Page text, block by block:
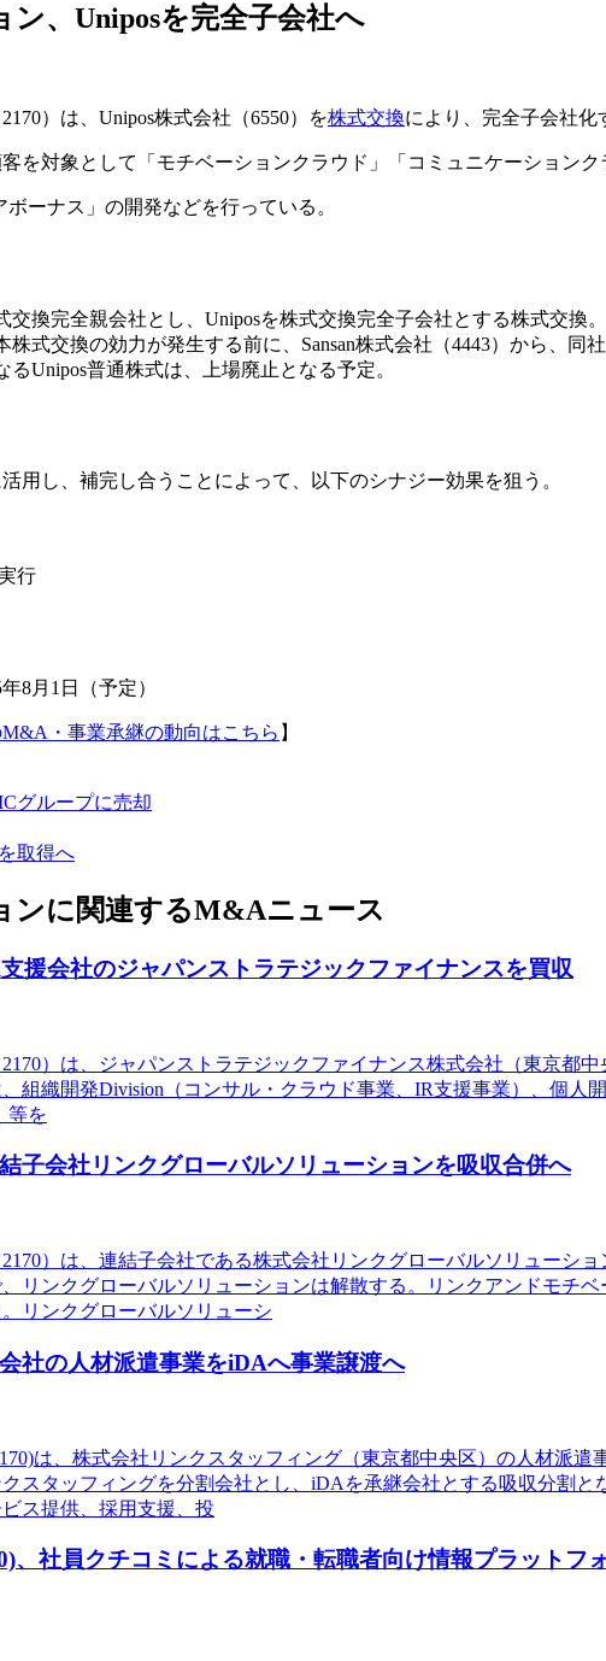
、Uniposを完全子会社へ
）は、Unipos株式会社（6550）を株式交換により、完全子会社化
を対象として「モチベーションクラウド」「コミュニケーション
ーナス」の開発などを行っている。
換完全親会社とし、Uniposを株式交換完全子会社とする株式交換。
式交換の効力が発生する前に、Sansan株式会社（4443）から、同
Unipos普通株式は、上場廃止となる予定。
用し、補完し合うことによって、以下のシナジー効果を狙う。
行
8月1日（予定）
・事業承継の動向はこちら 】
グループに売却
取得へ
ンに関連するM&Aニュース
援会社のジャパンストラテジックファイナンスを買収
）は、ジャパンストラテジックファイナンス株式会社（東京都
組織開発Division（コンサル・クラウド事業、IR支援事業）、個人
等を
子会社リンクグローバルソリューションを吸収合併へ
）は、連結子会社である株式会社リンクグローバルソリューシ
リンクグローバルソリューションは解散する。リンクアンドモチ
リンクグローバルソリューシ
社の人材派遣事業をiDAへ事業譲渡へ
は、株式会社リンクスタッフィング（東京都中央区）の人材派
スタッフィングを分割会社とし、iDAを承継会社とする吸収分割
ス提供、採用支援、投
、社員クチコミによる就職・転職者向け情報プラットフ